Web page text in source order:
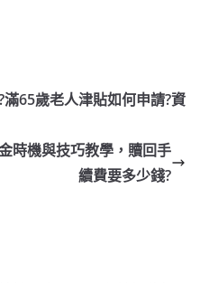
65歲老人津貼如何申請?資
時機與技巧教學，贖回手
續費要多少錢?